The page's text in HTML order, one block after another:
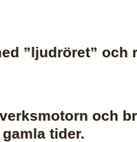
”ljudröret” och
och
tider.